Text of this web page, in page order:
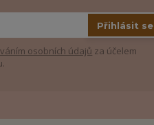
Přihlásit se
osobních údajů za účelem